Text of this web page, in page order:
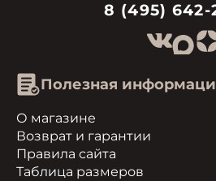
8 (495) 642-
Полезная
О магазине
Возврат и гарантии
Правила сайта
Таблица размеров